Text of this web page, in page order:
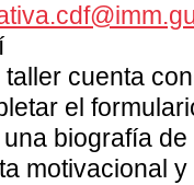
taller cuenta
el
biografía
motivacional